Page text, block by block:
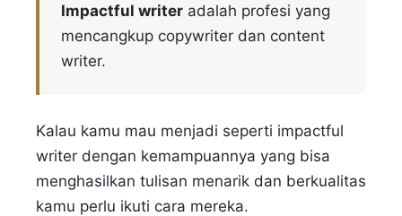
Impactful writer adalah profesi yang
mencangkup copywriter dan content
writer.
Kalau kamu mau menjadi seperti impactful
writer dengan kemampuannya yang bisa
menghasilkan tulisan menarik dan berkualitas
kamu perlu ikuti cara mereka.